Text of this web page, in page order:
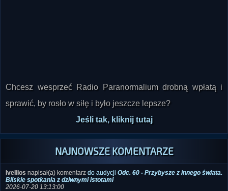
Chcesz wesprzeć Radio Paranormalium drobną wpłatą i
sprawić, by rosło w siłę i było jeszcze lepsze?
Jeśli tak, kliknij tutaj
NAJNOWSZE KOMENTARZE
Ivellios napisał(a) komentarzdo audycji
Odc. 60 - Przybysze z innego świata.
Bliskie spotkania z dziwnymi istotami